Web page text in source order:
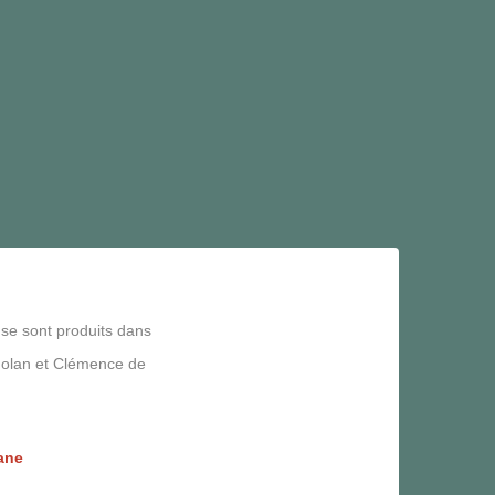
sont produits dans
et Clémence de